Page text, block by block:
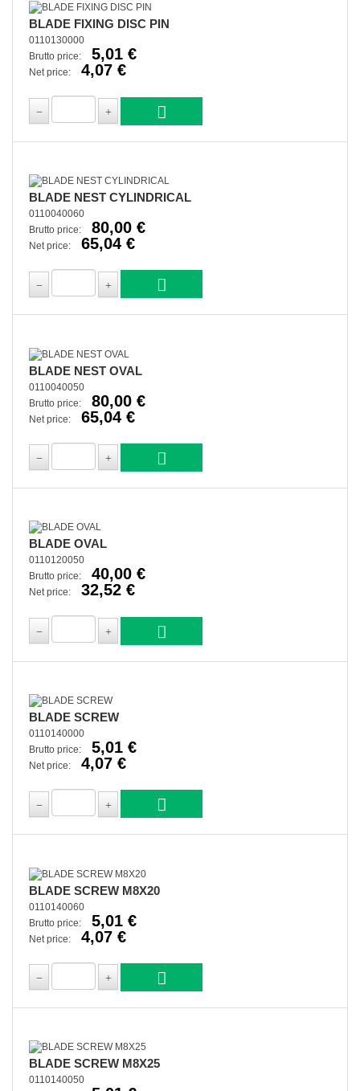
BLADE FIXING DISC PIN
0110130000
Brutto price:
5,01 €
Net price: 4,07 €
BLADE NEST CYLINDRICAL
0110040060
Brutto price:
80,00 €
Net price: 65,04 €
BLADE NEST OVAL
0110040050
Brutto price:
80,00 €
Net price: 65,04 €
BLADE OVAL
0110120050
Brutto price:
40,00 €
Net price: 32,52 €
BLADE SCREW
0110140000
Brutto price:
5,01 €
Net price: 4,07 €
BLADE SCREW M8X20
0110140060
Brutto price:
5,01 €
Net price: 4,07 €
BLADE SCREW M8X25
0110140050